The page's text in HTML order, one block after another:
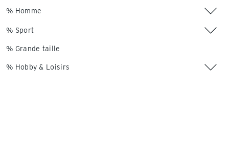
% Homme
% Sport
% Grande taille
% Hobby & Loisirs